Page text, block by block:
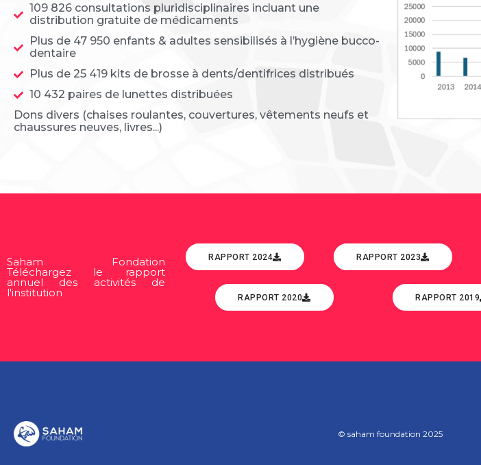
109 826 consultations pluridisciplinaires incluant une
distribution gratuite de médicaments
Plus de 47 950 enfants & adultes sensibilisés à l’hygiène bucco-
dentaire
Plus de 25 419 kits de brosse à dents/dentifrices distribués
10 432 paires de lunettes distribuées
Dons divers (chaises roulantes, couvertures, vêtements neufs et
chaussures neuves, livres...)
Saham Fondation
Téléchargez le rapport
annuel des activités de
l'institution
RAPPORT 2024 RAPPORT 2023
RAPPORT 2020 RAPPORT 2019
© saham foundation 2025